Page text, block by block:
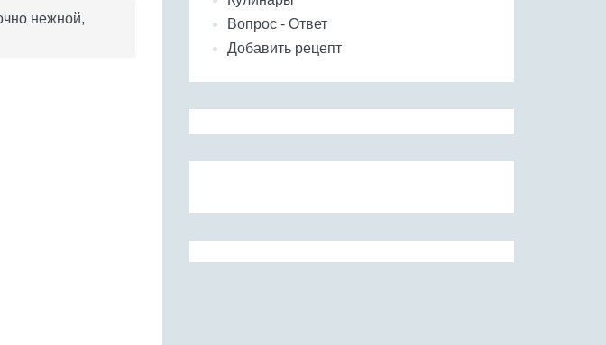
нежной,
Вопрос - Ответ
Добавить рецепт